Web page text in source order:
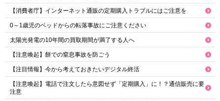
【消費者庁】インターネット通販の定期購入トラブルにはご注意を
0～1歳児のベッドからの転落事故にご注意ください
太陽光発電の10年間の買取期間が満了する人へ
【注意喚起】餅での窒息事故を防ごう
【注目情報】今から考えておきたいデジタル終活
【注意喚起】電話で注文したら意図せず「定期購入」に！？通信販売に要
注意